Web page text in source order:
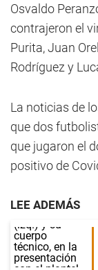
Osvaldo
contrajeron el
Purita, Juan
Rodríguez y
La noticias de
que dos
que jugaron el
positivo de
LEE ADEMÁS